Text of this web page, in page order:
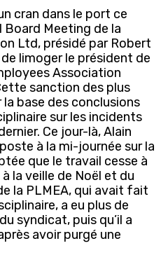
cran dans le port ce
Board Meeting de la
Ltd, présidé par Robert
limoger le président de
Association
sanction des plus
base des conclusions
sur les incidents
Ce jour-là, Alain
à la mi-journée sur la
que le travail cesse à
la veille de Noël et du
la PLMEA, qui avait fait
a eu plus de
syndicat, puis qu’il a
avoir purgé une